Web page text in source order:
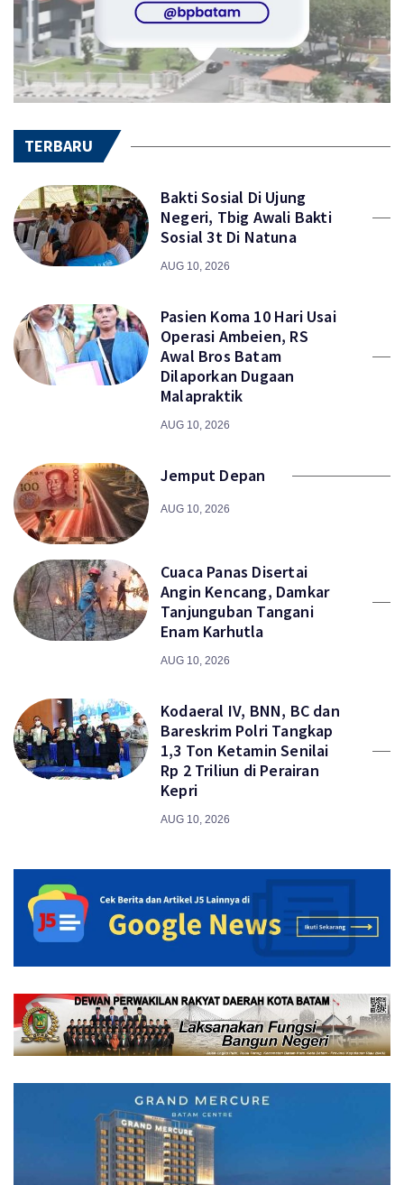
TERBARU
Bakti Sosial Di Ujung
Negeri, Tbig Awali Bakti
Sosial 3t Di Natuna
AUG 10, 2026
Pasien Koma 10 Hari Usai
Operasi Ambeien, RS
Awal Bros Batam
Dilaporkan Dugaan
Malapraktik
AUG 10, 2026
Jemput Depan
AUG 10, 2026
Cuaca Panas Disertai
Angin Kencang, Damkar
Tanjunguban Tangani
Enam Karhutla
AUG 10, 2026
Kodaeral IV, BNN, BC dan
Bareskrim Polri Tangkap
1,3 Ton Ketamin Senilai
Rp 2 Triliun di Perairan
Kepri
AUG 10, 2026